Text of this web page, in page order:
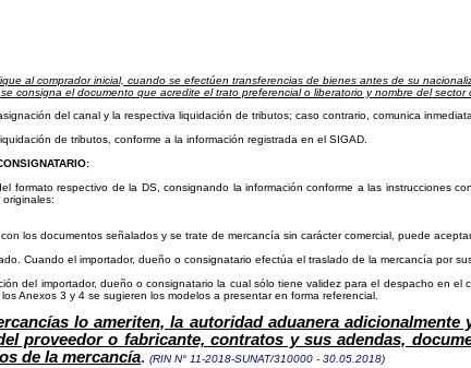
al comprador inicial, cuando se efectúen transferencias de bienes antes de su
el documento que acredite el trato preferencial o liberatorio y nombre del sector
del canal y la respectiva liquidación de tributos; caso contrario, comunica
de tributos, conforme a la información registrada en el SIGAD.
formato respectivo de la DS, consignando la información conforme a las instrucciones
los documentos señalados y se trate de mercancía sin carácter comercial, puede
Cuando el importador, dueño o consignatario efectúa el traslado de la mercancía por
del importador, dueño o consignatario la cual sólo tiene validez para el despacho en
Anexos 3 y 4 se sugieren los modelos a presentar en forma referencial.
lo ameriten, la autoridad aduanera
proveedor o fabricante, contratos y sus adendas,
de la mercancía. (RIN N° 11-2018-SUNAT/310000 - 30.05.2018)